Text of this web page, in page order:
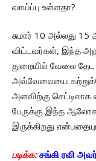
வாய்ப்பு உள்ளதா?
சுமார் 10 அல்லது 15
விட்டவர்கள், இந்த
துறையில் வேலை தேட
அவ்வேலையை
அளவிற்கு
பேருக்கு இந்த
இருக்கிறது
படிக்க: சங்கி ரவி